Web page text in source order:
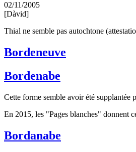
02/11/2005
[Dàvid]
Thial ne semble pas autochtone
Bordeneuve
Bordenabe
Cette forme semble avoir été supplantée
En 2015, les "Pages blanches" donnent
Bordanabe